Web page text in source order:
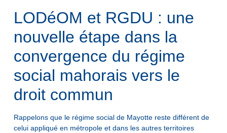
LODéOM et RGDU : une
nouvelle étape dans la
convergence du régime
social mahorais vers le
droit commun
Rappelons que le régime social de Mayotte reste différent de
celui appliqué en métropole et dans les autres territoires